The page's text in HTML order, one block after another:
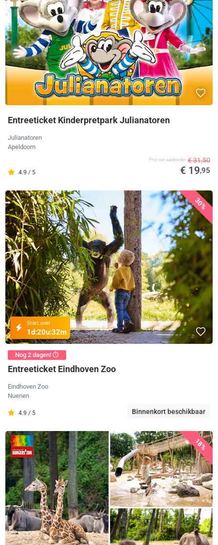
Entreeticket Kinderpretpark Julianatoren
Julianatoren
Apeldoorn
4.9 / 5
Prijs van aanbieder € 31,50
€ 19,95
30%
Start over
1d:20u:32m
Nog 2 dagen! ⏱️
Entreeticket Eindhoven Zoo
Eindhoven Zoo
Nuenen
4.9 / 5 Binnenkort beschikbaar
18%